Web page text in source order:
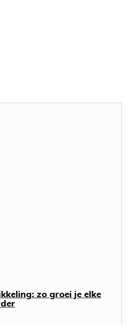
zo groei je elke